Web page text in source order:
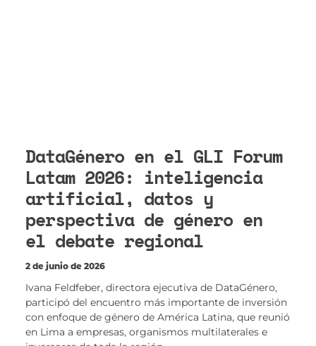
DataGénero en el GLI Forum
Latam 2026: inteligencia
artificial, datos y
perspectiva de género en
el debate regional
2 de junio de 2026
Ivana Feldfeber, directora ejecutiva de DataGénero,
participó del encuentro más importante de inversión
con enfoque de género de América Latina, que reunió
en Lima a empresas, organismos multilaterales e